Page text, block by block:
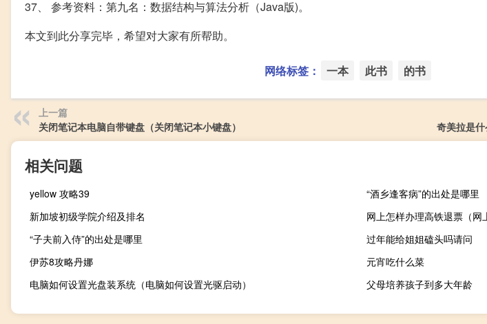
37、 参考资料：第九名：数据结构与算法分析（Java版)。
本文到此分享完毕，希望对大家有所帮助。
网络标签： 一本 此书 的书
上一篇
关闭笔记本电脑自带键盘（关闭笔记本小键盘）
奇美拉是什
相关问题
yellow 攻略39
“酒乡逢客病”的出处是哪里
新加坡初级学院介绍及排名
网上怎样办理高铁退票（网
“子夫前入侍”的出处是哪里
过年能给姐姐磕头吗请问
伊苏8攻略丹娜
元宵吃什么菜
电脑如何设置光盘装系统（电脑如何设置光驱启动）
父母培养孩子到多大年龄